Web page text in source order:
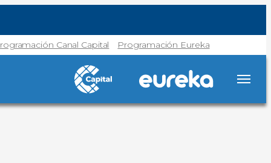
Canal Capital Programación Eureka